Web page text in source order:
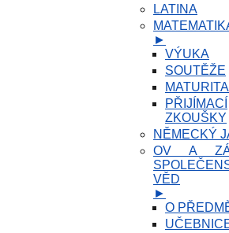
LATINA
►
VÝUKA
SOUTĚŽE
MATURITA
PŘIJÍMACÍ
ZKOUŠKY
NĚMECKÝ
OV A
VĚD
►
O